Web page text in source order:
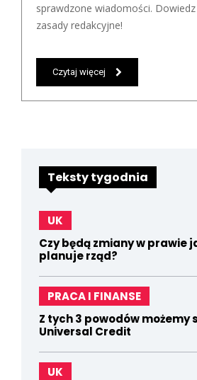
sprawdzone wiadomości.
zasady redakcyjne!
Czytaj więcej
Teksty tygodnia
UK
Czy będą zmiany w prawie
planuje rząd?
PRACA I FINANSE
Z tych 3 powodów możemy
Universal Credit
UK